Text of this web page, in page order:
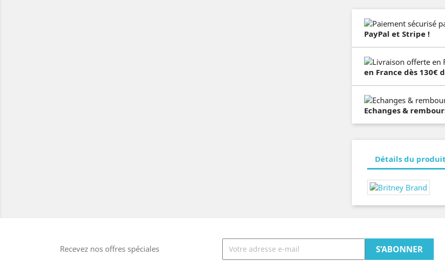
PayPal et Stripe !
en France dès 130€
Echanges &
Détails du produit
Recevez nos offres spéciales